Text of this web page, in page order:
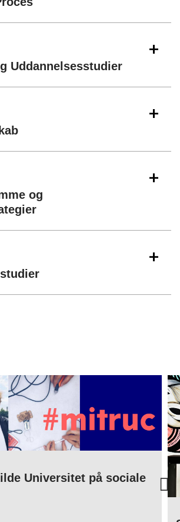
Uddannelsesstudier
og
Universitet på sociale